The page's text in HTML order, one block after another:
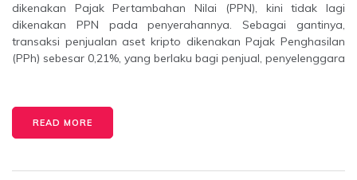
dikenakan Pajak Pertambahan Nilai (PPN), kini tidak lagi
dikenakan PPN pada penyerahannya. Sebagai gantinya,
transaksi penjualan aset kripto dikenakan Pajak Penghasilan
(PPh) sebesar 0,21%, yang berlaku bagi penjual, penyelenggara
READ MORE